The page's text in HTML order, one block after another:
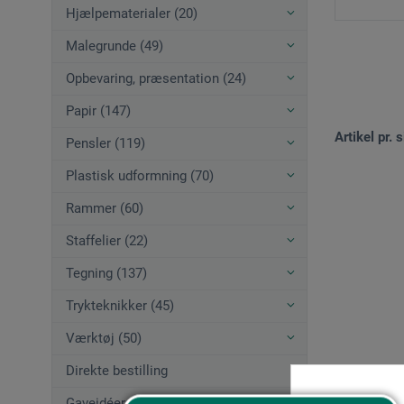
Hjælpematerialer (20)
Malegrunde (49)
Opbevaring, præsentation (24)
Papir (147)
Pensler (119)
Plastisk udformning (70)
Rammer (60)
Staffelier (22)
Tegning (137)
Trykteknikker (45)
Værktøj (50)
Direkte bestilling
Artikel pr.